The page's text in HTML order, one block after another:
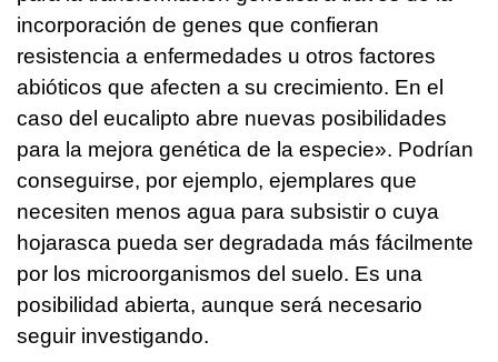
incorporación de genes que confieran
resistencia a enfermedades u otros factores
abióticos que afecten a su crecimiento. En el
caso del eucalipto abre nuevas posibilidades
para la mejora genética de la especie». Podrían
conseguirse, por ejemplo, ejemplares que
necesiten menos agua para subsistir o cuya
hojarasca pueda ser degradada más fácilmente
por los microorganismos del suelo. Es una
posibilidad abierta, aunque será necesario
seguir investigando.